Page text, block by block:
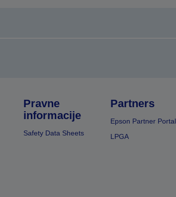
Pravne
informacije
Safety Data Sheets
Partners
Epson Partner Portal
LPGA